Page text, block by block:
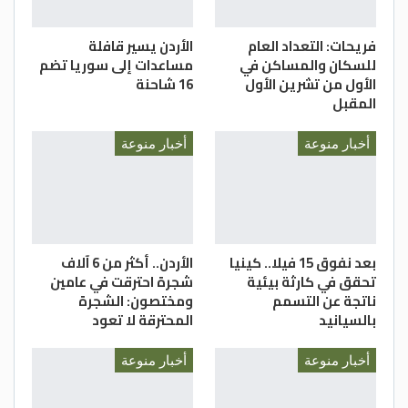
فريحات: التعداد العام
للسكان والمساكن في
الأول من تشرين الأول
المقبل
الأردن يسير قافلة
مساعدات إلى سوريا تضم
16 شاحنة
أخبار منوعة
بعد نفوق 15 فيلا.. كينيا
تحقق في كارثة بيئية
ناتجة عن التسمم
بالسيانيد
أخبار منوعة
الأردن.. أكثر من 6 آلاف
شجرة احترقت في عامين
ومختصون: الشجرة
المحترقة لا تعود
أخبار منوعة أخبار منوعة